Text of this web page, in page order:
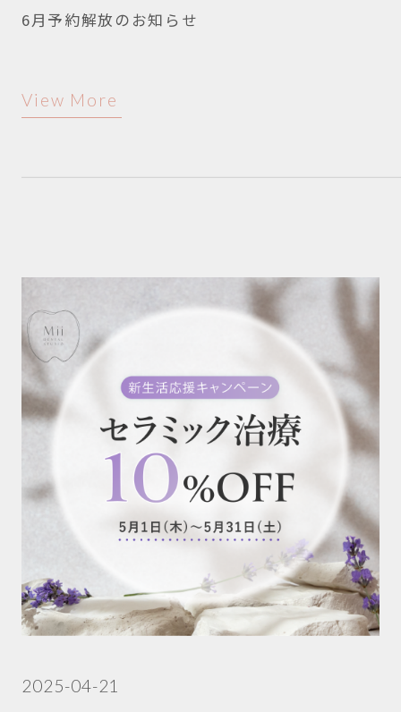
6月予約解放のお知らせ
View More
2025-04-21